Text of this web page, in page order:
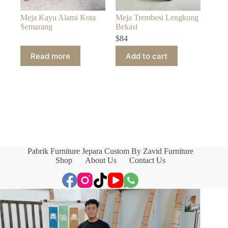
Meja Kayu Alami Kota
Semarang
Read more
Meja Trembesi Lengkung
Bekasi
$84
Add to cart
Pabrik Furniture Jepara Custom By Zavid Furniture
Shop
About Us Contact Us